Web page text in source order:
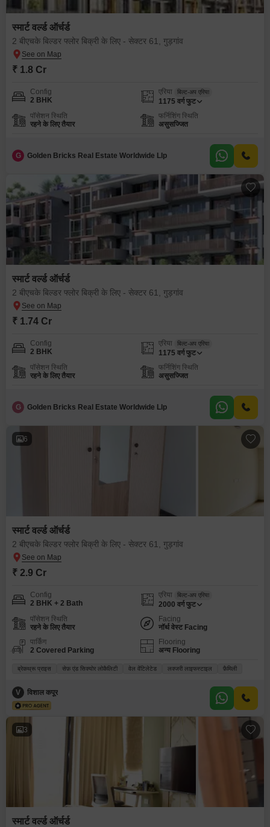
स्मार्ट वर्ल्ड ऑर्चर्ड
2 बीएचके बिल्डर फ्लोर बिक्री के लिए - सेक्टर 61, गुड़गांव
₹ 1.8 Cr
Config
2 BHK
एरिया बिल्ट-अप एरिया
1175 वर्ग फुट
पॉसेशन स्थिति
रहने के लिए तैयार
फर्निशिंग स्थिति
असुसज्जित
G Golden Bricks Real Estate Worldwide Llp
स्मार्ट वर्ल्ड ऑर्चर्ड
2 बीएचके बिल्डर फ्लोर बिक्री के लिए - सेक्टर 61, गुड़गांव
₹ 1.74 Cr
Config
2 BHK
एरिया बिल्ट-अप एरिया
1175 वर्ग फुट
पॉसेशन स्थिति
रहने के लिए तैयार
फर्निशिंग स्थिति
असुसज्जित
G Golden Bricks Real Estate Worldwide Llp
6
स्मार्ट वर्ल्ड ऑर्चर्ड
2 बीएचके बिल्डर फ्लोर बिक्री के लिए - सेक्टर 61, गुड़गांव
₹ 2.9 Cr
Config
2 BHK + 2 Bath
एरिया बिल्ट-अप एरिया
2000 वर्ग फुट
पॉसेशन स्थिति
रहने के लिए तैयार
Facing
नॉर्थ वेस्ट Facing
पार्किंग
2 Covered Parking
Flooring
अन्य Flooring
ब्रेकथ्रू प्राइस सेफ़ एंड सिक्योर लोकैलिटी वेल वेंटिलेटेड लक्जरी लाइफस्टाइल फ़ैमिली
V विशाल कपूर
3
स्मार्ट वर्ल्ड ऑर्चर्ड